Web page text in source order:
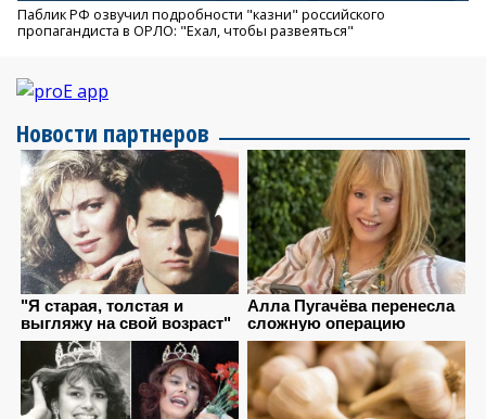
Паблик РФ озвучил подробности "казни" российского
пропагандиста в ОРЛО: "Ехал, чтобы развеяться"
Новости партнеров